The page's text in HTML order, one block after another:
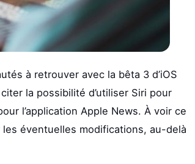
à retrouver avec la bêta 3 d’iOS
la possibilité d’utiliser Siri pour
l’application Apple News. À voir ce
éventuelles modifications, au-delà